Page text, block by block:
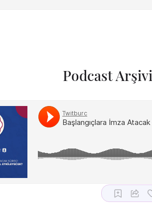
Podcast Arşivi